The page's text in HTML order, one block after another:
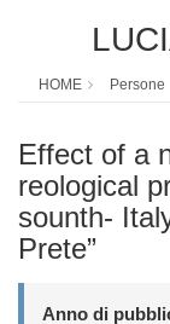
HOME Persone
Effect of a
reological
sounth-
Prete”
Anno di